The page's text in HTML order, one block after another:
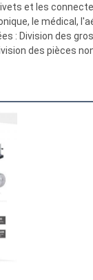
et les
le médical,
: Division des
des pièces